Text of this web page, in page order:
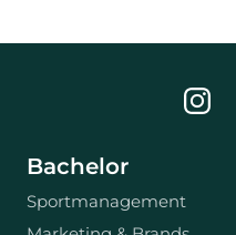
Bachelor
Sportmanagement